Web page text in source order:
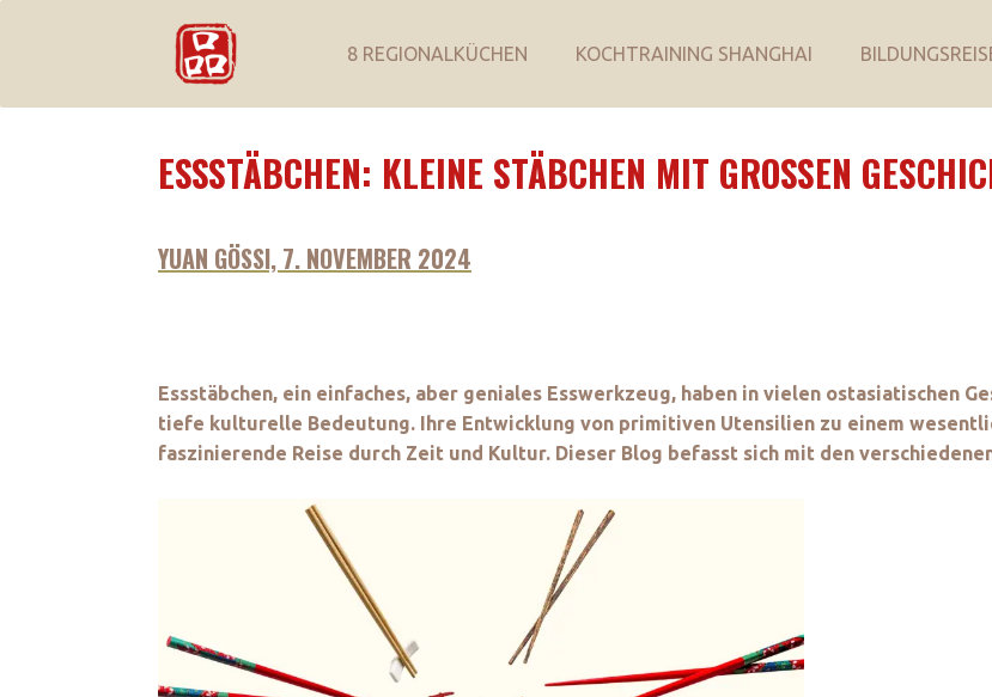
8 REGIONALKÜCHEN KOCHTRAINING SHANGHAI
ESSSTÄBCHEN: KLEINE STÄBCHEN MIT GROSSEN
YUAN GÖSSI, 7. NOVEMBER 2024
Essstäbchen, ein einfaches, aber geniales Esswerkzeug, haben in vielen ostasiatischen
tiefe kulturelle Bedeutung. Ihre Entwicklung von primitiven Utensilien zu einem
faszinierende Reise durch Zeit und Kultur. Dieser Blog befasst sich mit den